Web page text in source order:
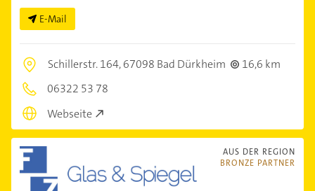
E-Mail
Schillerstr. 164,67098 Bad Dürkheim
16,6 km
06322 53 78
Webseite
AUS DER REGION
BRONZE PARTNER